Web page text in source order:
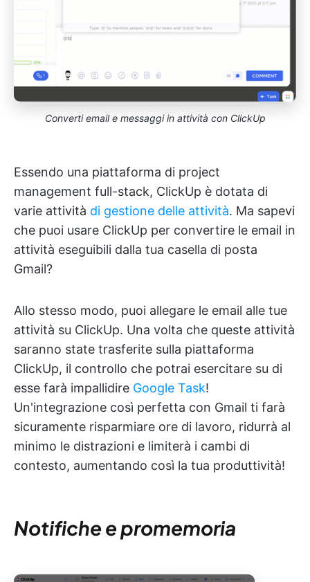
Converti email e messaggi in attività con ClickUp
Essendo una piattaforma di project
management full-stack, ClickUp è dotata di
varie attività di gestione delle attività. Ma sapevi
che puoi usare ClickUp per convertire le email in
attività eseguibili dalla tua casella di posta
Gmail?
Allo stesso modo, puoi allegare le email alle tue
attività su ClickUp. Una volta che queste attività
saranno state trasferite sulla piattaforma
ClickUp, il controllo che potrai esercitare su di
esse farà impallidire Google Task!
Un'integrazione così perfetta con Gmail ti farà
sicuramente risparmiare ore di lavoro, ridurrà al
minimo le distrazioni e limiterà i cambi di
contesto, aumentando così la tua produttività!
Notifiche e promemoria